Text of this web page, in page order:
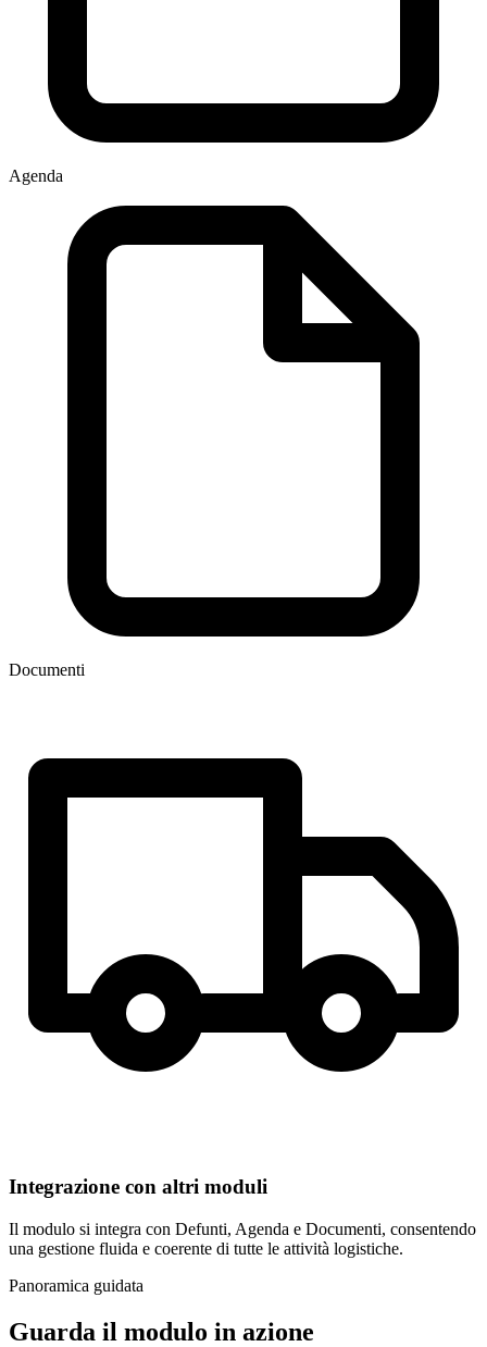
Agenda
Documenti
Integrazione con altri moduli
Il modulo si integra con Defunti, Agenda e Documenti, consentendo
una gestione fluida e coerente di tutte le attività logistiche.
Panoramica guidata
Guarda il modulo in azione